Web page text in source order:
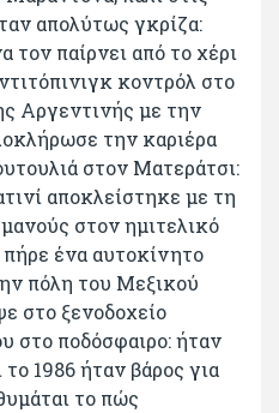
απολύτως γκρίζα:
τον παίρνει από το χέρι
κοντρόλ στο
Αργεντινής με την
την καριέρα
στον Ματεράτσι:
αποκλείστηκε με τη
στον ημιτελικό
ένα αυτοκίνητο
πόλη του Μεξικού
στο ξενοδοχείο
στο ποδόσφαιρο: ήταν
1986 ήταν βάρος για
το πώς